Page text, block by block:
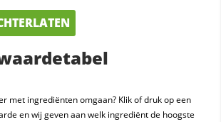
met ingrediënten omgaan? Klik of druk op een
en wij geven aan welk ingrediënt de hoogste